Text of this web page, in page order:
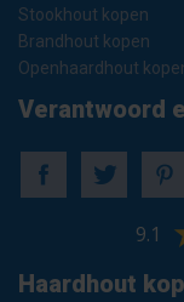
Stookhout kopen
Brandhout kopen
Openhaardhout
Verantwoord
9.1
Haardhout